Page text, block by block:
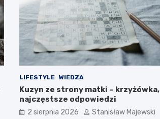
LIFESTYLE WIEDZA
Kuzyn ze strony matki – krzyżówka,
najczęstsze odpowiedzi
2 sierpnia 2026 Stanisław Majewski